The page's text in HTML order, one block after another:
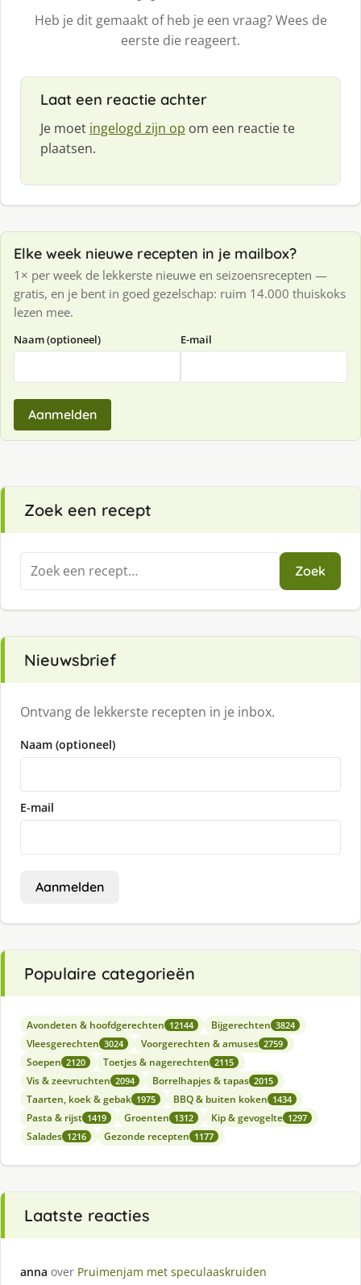
Heb je dit gemaakt of heb je een vraag? Wees de
eerste die reageert.
Laat een reactie achter
Je moet ingelogd zijn op om een reactie te
plaatsen.
Elke week nieuwe recepten in je mailbox?
1× per week de lekkerste nieuwe en seizoensrecepten —
gratis, en je bent in goed gezelschap: ruim 14.000 thuiskoks
lezen mee.
Naam (optioneel) E-mail
Aanmelden
Zoek een recept
Zoeken
naar:
Zoek
Nieuwsbrief
Ontvang de lekkerste recepten in je inbox.
Naam (optioneel)
E-mail
Aanmelden
Populaire categorieën
Avondeten & hoofdgerechten 12144 Bijgerechten 3824
Vleesgerechten 3024 Voorgerechten & amuses 2759
Soepen 2120 Toetjes & nagerechten 2115
Vis & zeevruchten 2094 Borrelhapjes & tapas 2015
Taarten, koek & gebak 1975 BBQ & buiten koken 1434
Pasta & rijst 1419 Groenten 1312 Kip & gevogelte 1297
Salades 1216 Gezonde recepten 1177
Laatste reacties
anna over Pruimenjam met speculaaskruiden